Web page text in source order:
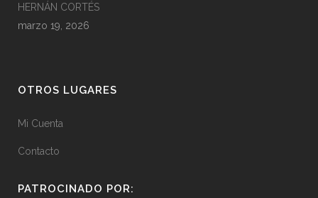
HERNÁN CORTÉS
marzo 19, 2026
OTROS LUGARES
Mi Cuenta
Contacto
PATROCINADO POR: